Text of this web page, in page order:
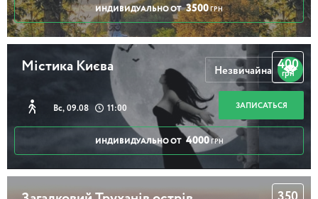
ИНДИВИДУАЛЬНО ОТ 3500 ГРН
Містика Києва
Вс, 09.08 11:00
400
грн
ЗАПИСАТЬСЯ
ИНДИВИДУАЛЬНО ОТ 4000 ГРН
Незвичайна